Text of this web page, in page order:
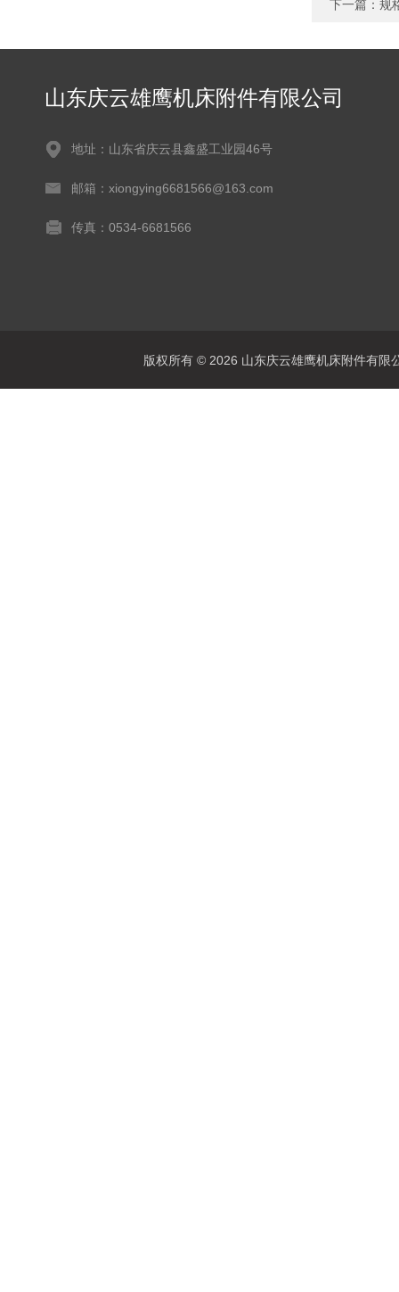
下一篇： 规
山东庆云雄鹰机床附件有限公司
地址：山东省庆云县鑫盛工业园46号
邮箱：xiongying6681566@163.com
传真：0534-6681566
版权所有 © 2026 山东庆云雄鹰机床附件有